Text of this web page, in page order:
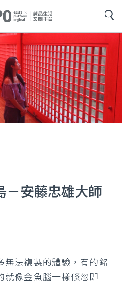
－安藤忠雄大師
無法複製的體驗，有的銘
就像金魚腦一樣倏忽即